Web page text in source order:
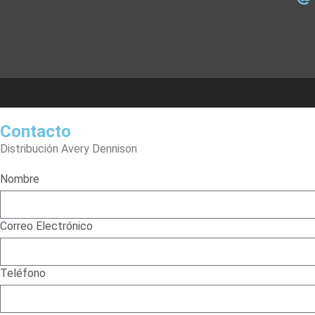
Contacto
Distribución Avery Dennison
Nombre
Correo Electrónico
Teléfono